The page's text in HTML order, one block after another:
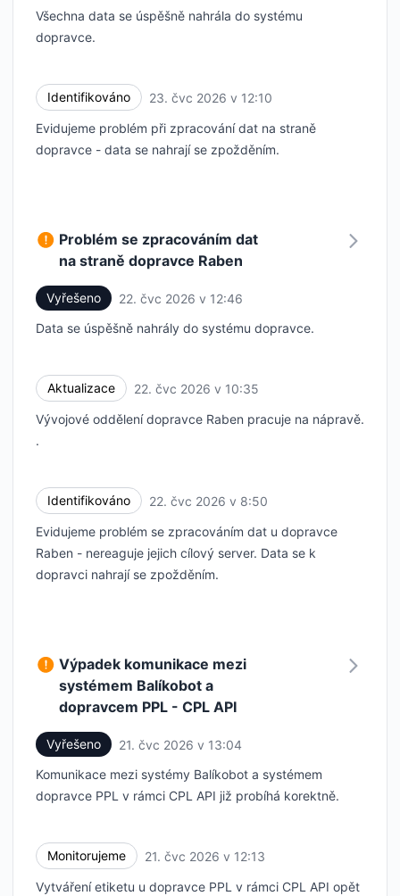
Všechna data se úspěšně nahrála do systému
dopravce.
Identifikováno 23. čvc 2026 v 12:10
Evidujeme problém při zpracování dat na straně
dopravce - data se nahrají se zpožděním.
Problém se zpracováním dat
na straně dopravce Raben
Vyřešeno 22. čvc 2026 v 12:46
Data se úspěšně nahrály do systému dopravce.
Aktualizace 22. čvc 2026 v 10:35
Vývojové oddělení dopravce Raben pracuje na nápravě.
.
Identifikováno 22. čvc 2026 v 8:50
Evidujeme problém se zpracováním dat u dopravce
Raben - nereaguje jejich cílový server. Data se k
dopravci nahrají se zpožděním.
Výpadek komunikace mezi
systémem Balíkobot a
dopravcem PPL - CPL API
Vyřešeno 21. čvc 2026 v 13:04
Komunikace mezi systémy Balíkobot a systémem
dopravce PPL v rámci CPL API již probíhá korektně.
Monitorujeme 21. čvc 2026 v 12:13
Vytváření etiketu u dopravce PPL v rámci CPL API opět